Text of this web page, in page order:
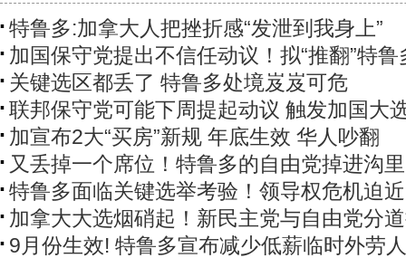
特鲁多:加拿大人把挫折感“发泄到我身上”
加国保守党提出不信任动议！拟“推翻”特鲁
关键选区都丢了 特鲁多处境岌岌可危
联邦保守党可能下周提起动议 触发加国大
加宣布2大“买房”新规 年底生效 华人吵翻
又丢掉一个席位！特鲁多的自由党掉进沟里
特鲁多面临关键选举考验！领导权危机迫近
加拿大大选烟硝起！新民主党与自由党分
9月份生效! 特鲁多宣布减少低薪临时外劳